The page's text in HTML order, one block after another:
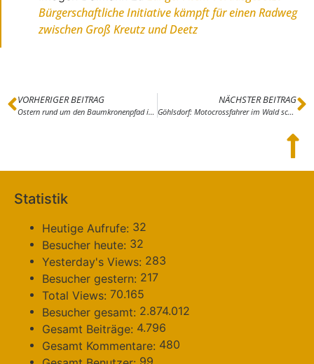
Bürgerschaftliche Initiative kämpft für einen Radweg
zwischen Groß Kreutz und Deetz
VORHERIGER BEITRAG
Ostern rund um den Baumkronenpfad in Beelitz-Heilstätten
NÄCHSTER BEITRAG
Göhlsdorf: Motocrossfahrer im Wald schwer gestürzt
Statistik
Heutige Aufrufe: 32
Besucher heute: 32
Yesterday's Views: 283
Besucher gestern: 217
Total Views: 70.165
Besucher gesamt: 2.874.012
Gesamt Beiträge: 4.796
Gesamt Kommentare: 480
99